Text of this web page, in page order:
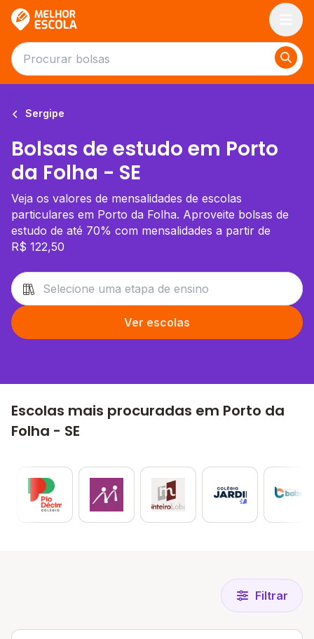
Sergipe
Bolsas de estudo em Porto
da Folha - SE
Veja os valores de mensalidades de escolas
particulares em Porto da Folha. Aproveite bolsas de
estudo de até 70% com mensalidades a partir de
R$ 122,50
Ver escolas
Escolas mais procuradas em Porto da
Folha - SE
Filtrar